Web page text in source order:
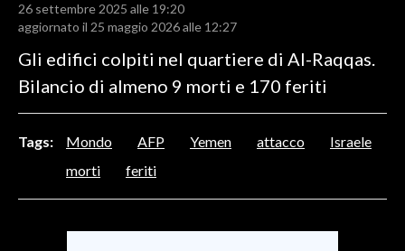
RISULTATI E CLASSIFICHE
CALCIO REGIONALE
BASKET
MOTORI
ALTRI SPORT
26 settembre 2025 alle 19:20
aggiornato il 25 maggio 2026 alle 12:27
Gli edifici colpiti nel quartiere di Al-Raqqas.
Bilancio di almeno 9 morti e 170 feriti
Tags: Mondo AFP Yemen attacco
Israele
morti
feriti